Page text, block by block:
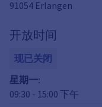
91054 Erlangen
开放时间
现已关闭
星期一:
09:30 - 15:00 下午